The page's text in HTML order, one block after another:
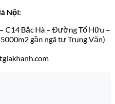
Nội:
C14 Bắc Hà – Đường Tố Hữu –
gần ngã tư Trung Văn)